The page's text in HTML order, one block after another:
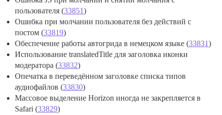
пользователя (33851)
Ошибка при молчании пользователя без действий с
постом (33819)
Обеспечение работы автогрида в немецком языке (33831)
Использование translatedTitle для заголовка иконки
модератора (33832)
Опечатка в переведённом заголовке списка типов
аудиофайлов (33830)
Массовое выделение Horizon иногда не закрепляется в
Safari (33829)